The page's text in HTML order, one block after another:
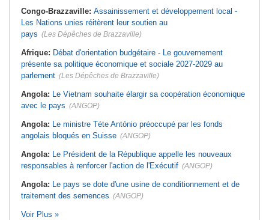
Congo-Brazzaville: Assainissement et développement local -
Les Nations unies réitèrent leur soutien au
pays (Les Dépêches de Brazzaville)
Afrique: Débat d'orientation budgétaire - Le gouvernement
présente sa politique économique et sociale 2027-2029 au
parlement (Les Dépêches de Brazzaville)
Angola: Le Vietnam souhaite élargir sa coopération économique
avec le pays (ANGOP)
Angola: Le ministre Téte António préoccupé par les fonds
angolais bloqués en Suisse (ANGOP)
Angola: Le Président de la République appelle les nouveaux
responsables à renforcer l'action de l'Exécutif (ANGOP)
Angola: Le pays se dote d'une usine de conditionnement et de
traitement des semences (ANGOP)
Voir Plus »